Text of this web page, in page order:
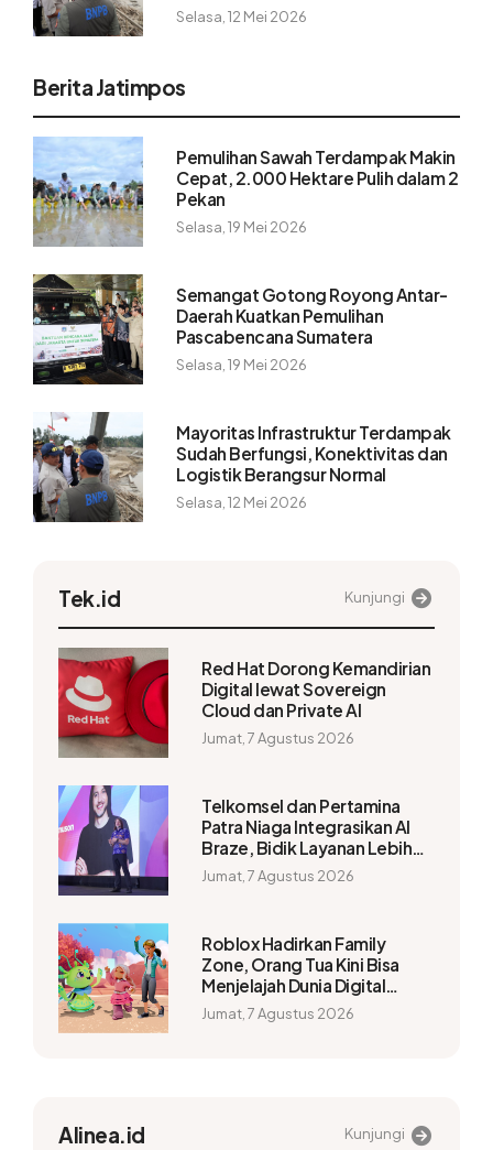
Selasa, 12 Mei 2026
Berita Jatimpos
Pemulihan Sawah Terdampak Makin
Cepat, 2.000 Hektare Pulih dalam 2
Pekan
Selasa, 19 Mei 2026
Semangat Gotong Royong Antar-
Daerah Kuatkan Pemulihan
Pascabencana Sumatera
Selasa, 19 Mei 2026
Mayoritas Infrastruktur Terdampak
Sudah Berfungsi, Konektivitas dan
Logistik Berangsur Normal
Selasa, 12 Mei 2026
Tek.id Kunjungi
Red Hat Dorong Kemandirian
Digital lewat Sovereign
Cloud dan Private AI
Jumat, 7 Agustus 2026
Telkomsel dan Pertamina
Patra Niaga Integrasikan AI
Braze, Bidik Layanan Lebih
Personal
Jumat, 7 Agustus 2026
Roblox Hadirkan Family
Zone, Orang Tua Kini Bisa
Menjelajah Dunia Digital
Bersama Anak
Jumat, 7 Agustus 2026
Alinea.id Kunjungi